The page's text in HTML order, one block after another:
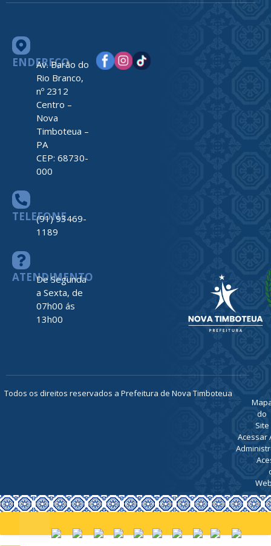
ENDEREÇO
Av. Barão do
Rio Branco,
nº 2312
Centro –
Nova
Timboteua –
PA
CEP: 68730-
000
TELEFONE
(91) 93469-
1189
ATENDIMENTO
De Segunda
a Sexta, de
07h00 ás
13h00
Todos os direitos reservados a Prefeitura de Nova Timboteua
do
Site
Acessar